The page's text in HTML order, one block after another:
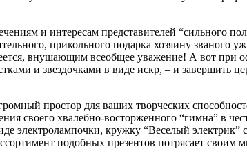
и интересам представителей “сильного
прикольного подарка хозяину
внушающим всеобщее уважение! А вот при
и звездочками в виде искр, – и завершить
простор для ваших творческих
своего хвалебно-восторженного “гимна” в
электролампочки, кружку “Веселый
подобных презентов потрясает своим